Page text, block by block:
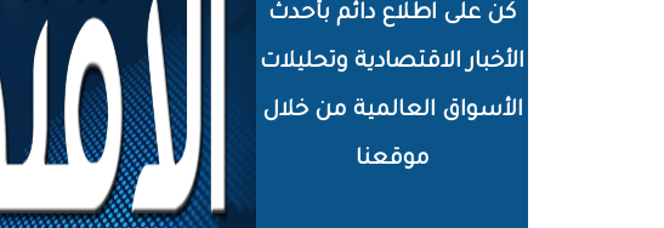
كن على اطلاع دائم بأحدث
الأخبار الاقتصادية وتحليلات
الأسواق العالمية من خلال
موقعنا